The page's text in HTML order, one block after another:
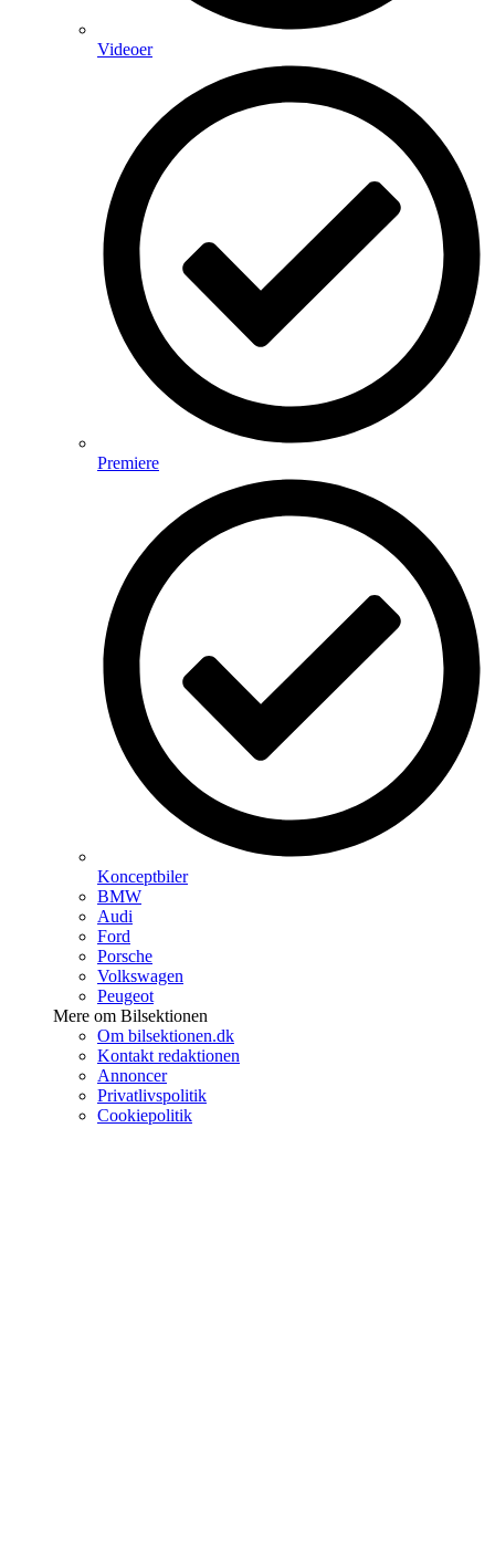
Videoer
Premiere
Konceptbiler
BMW
Audi
Ford
Porsche
Volkswagen
Peugeot
Mere om Bilsektionen
Om bilsektionen.dk
Kontakt redaktionen
Annoncer
Privatlivspolitik
Cookiepolitik